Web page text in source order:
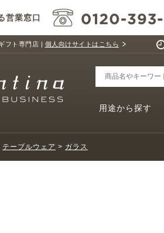
営業窓口
フト専門店 | 個人向けサイトはこちら
用途から探す
テーブルウェア > ガラス